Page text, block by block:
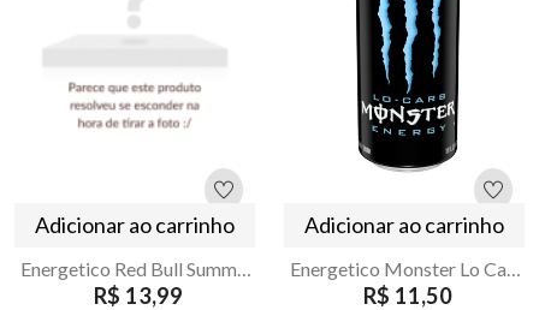
Adicionar ao carrinho
R$ 13,99
Adicionar ao carrinho
R$ 11,50